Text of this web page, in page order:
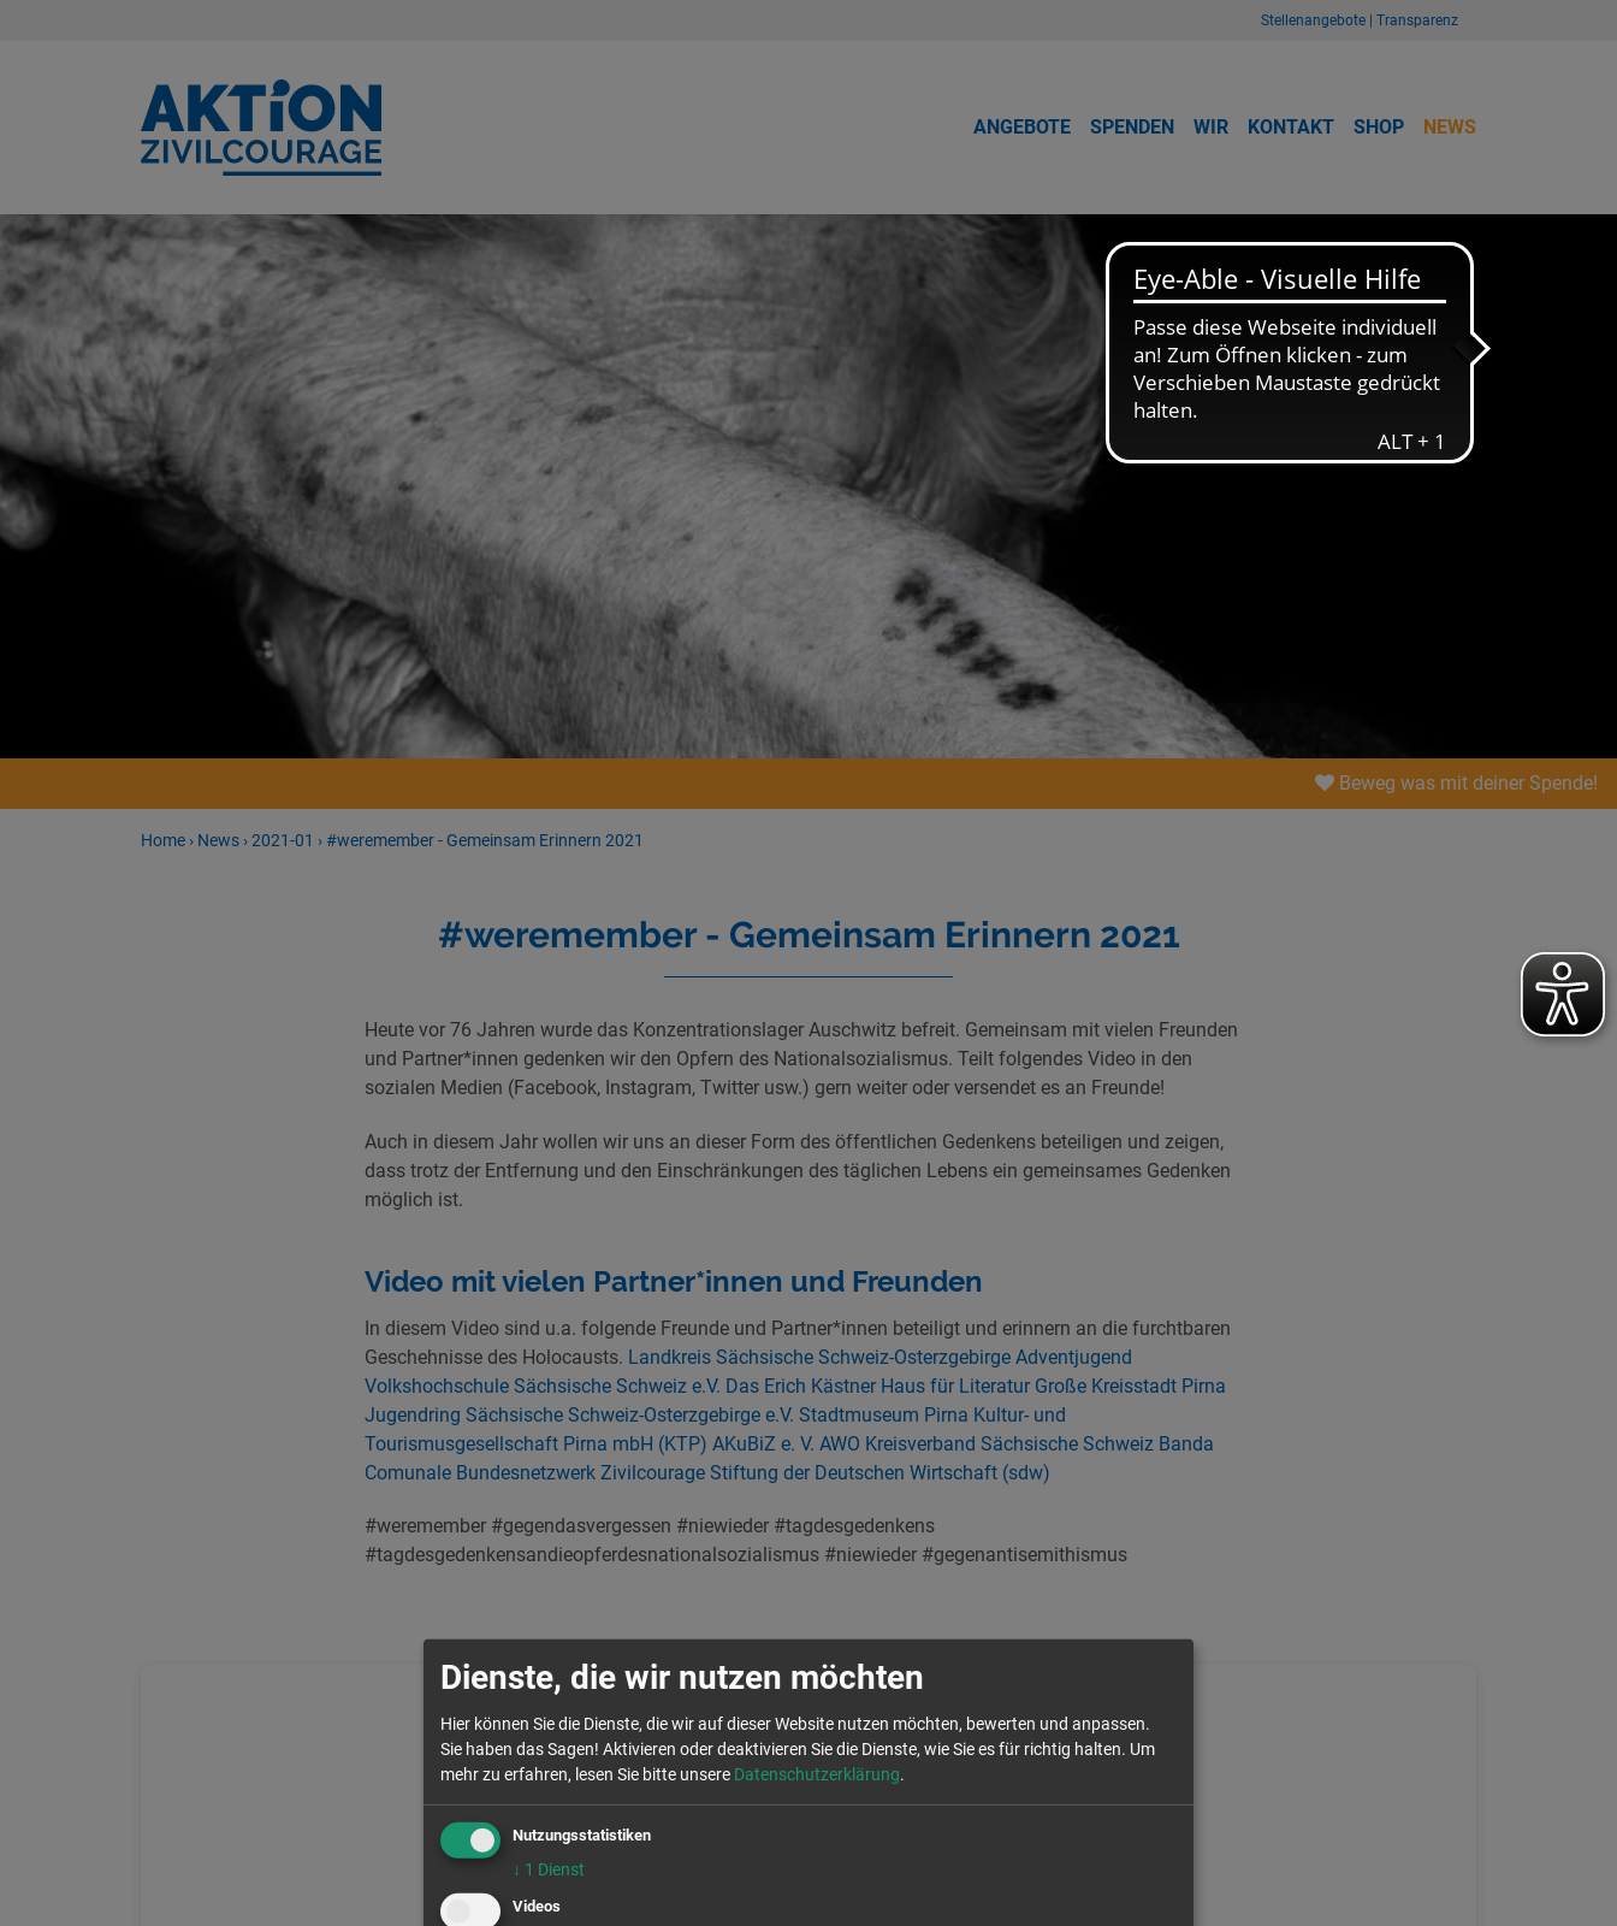
Stellenangebote Transparenz
ANGEBOTE SPENDEN WIR KONTAKT SHOP NEWS
Beweg was mit deiner Spende!
Home › News ›2021-01 ›#weremember - Gemeinsam Erinnern 2021
#weremember - Gemeinsam Erinnern 2021
Heute vor 76 Jahren wurde das Konzentrationslager Auschwitz befreit. Gemeinsam mit vielen Freunden
und Partner*innen gedenken wir den Opfern des Nationalsozialismus. Teilt folgendes Video in den
sozialen Medien (Facebook, Instagram, Twitter usw.) gern weiter oder versendet es an Freunde!
Auch in diesem Jahr wollen wir uns an dieser Form des öffentlichen Gedenkens beteiligen und zeigen,
dass trotz der Entfernung und den Einschränkungen des täglichen Lebens ein gemeinsames Gedenken
möglich ist.
Video mit vielen Partner*innen und Freunden
In diesem Video sind u.a. folgende Freunde und Partner*innen beteiligt und erinnern an die furchtbaren
Geschehnisse des Holocausts. Landkreis Sächsische Schweiz-Osterzgebirge Adventjugend
Volkshochschule Sächsische Schweiz e.V. Das Erich Kästner Haus für Literatur Große Kreisstadt Pirna
Jugendring Sächsische Schweiz-Osterzgebirge e.V. Stadtmuseum Pirna Kultur- und
Tourismusgesellschaft Pirna mbH (KTP) AKuBiZ e. V. AWO Kreisverband Sächsische Schweiz Banda
Comunale Bundesnetzwerk Zivilcourage Stiftung der Deutschen Wirtschaft (sdw)
#weremember #gegendasvergessen #niewieder #tagdesgedenkens
#tagdesgedenkensandieopferdesnationalsozialismus #niewieder #gegenantisemithismus
Dienste, die wir nutzen möchten
Hier können Sie die Dienste, die wir auf dieser Website nutzen möchten, bewerten und anpassen.
Sie haben das Sagen! Aktivieren oder deaktivieren Sie die Dienste, wie Sie es für richtig halten. Um
mehr zu erfahren, lesen Sie bitte unsere Datenschutzerklärung.
Nutzungsstatistiken
↓ 1 Dienst
Videos